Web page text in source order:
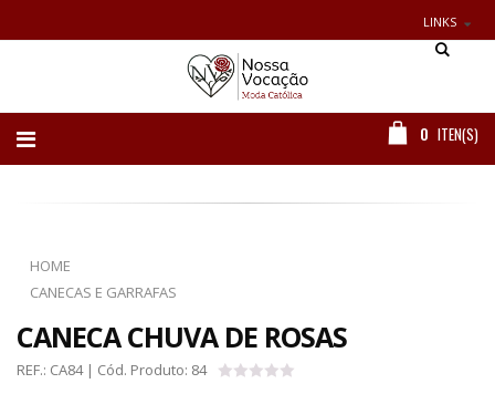
LINKS
0 ITEN(S)
HOME
CANECAS E GARRAFAS
CANECA CHUVA DE ROSAS
REF.: CA84| Cód. Produto: 84